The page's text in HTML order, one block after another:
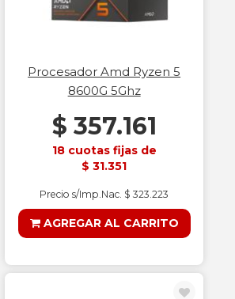
Procesador Amd Ryzen 5
8600G 5Ghz
$ 357.161
18 cuotas fijas de
$ 31.351
Precio s/Imp.Nac. $ 323.223
AGREGAR AL CARRITO